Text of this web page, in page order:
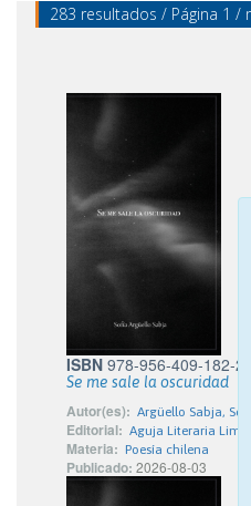
283 resultados / Página 1 /
ISBN 978-956-409-182-2
Se me sale la oscuridad
Autor(es): Argüello Sabja,
Editorial: Aguja Literaria
Materia: Poesía chilena
Publicado: 2026-08-03